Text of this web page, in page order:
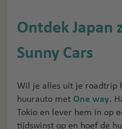
Ontdek Japan
Sunny Cars
Wil je alles uit je roadtrip
huurauto met One way.
Tokio en lever hem in op
tijdswinst op en hoef de